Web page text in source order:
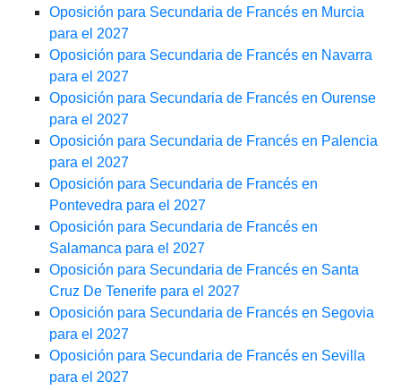
Oposición para Secundaria de Francés en Murcia
para el 2027
Oposición para Secundaria de Francés en Navarra
para el 2027
Oposición para Secundaria de Francés en Ourense
para el 2027
Oposición para Secundaria de Francés en Palencia
para el 2027
Oposición para Secundaria de Francés en
Pontevedra para el 2027
Oposición para Secundaria de Francés en
Salamanca para el 2027
Oposición para Secundaria de Francés en Santa
Cruz De Tenerife para el 2027
Oposición para Secundaria de Francés en Segovia
para el 2027
Oposición para Secundaria de Francés en Sevilla
para el 2027